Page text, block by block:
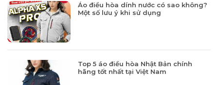
Áo điều hòa dính nước có sao không?
Một số lưu ý khi sử dụng
Top 5 áo điều hòa Nhật Bản chính
hãng tốt nhất tại Việt Nam